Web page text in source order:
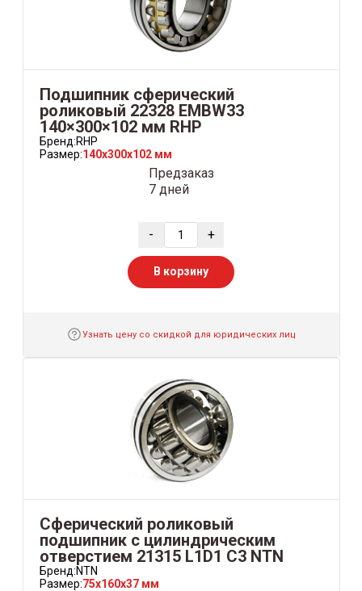
Подшипник сферический
роликовый 22328 EMBW33
140×300×102 мм RHP
Бренд:RHP
Размер:140x300x102 мм
Предзаказ
7 дней
- +
В корзину
Узнать цену со скидкой для юридических лиц
Сферический роликовый
подшипник с цилиндрическим
отверстием 21315 L1D1 C3 NTN
Бренд:NTN
Размер:75x160x37 мм